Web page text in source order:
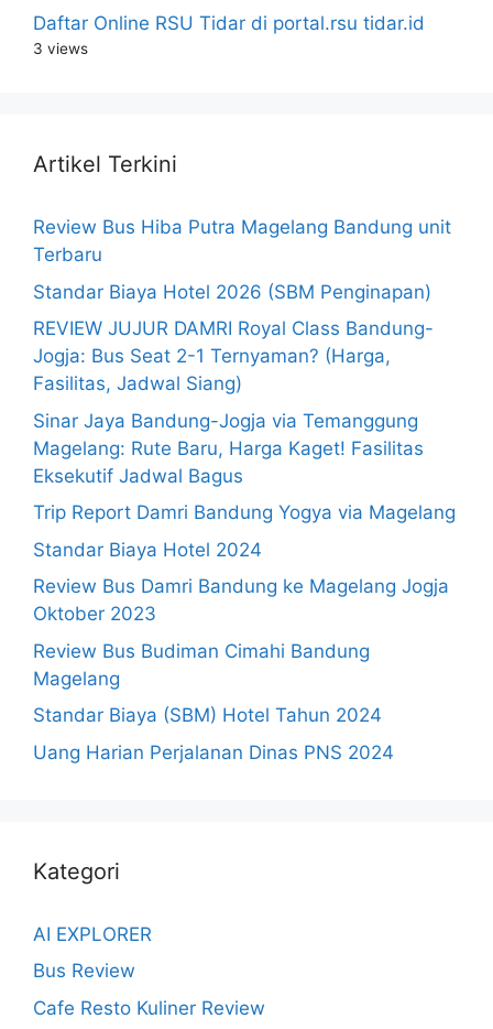
Daftar Online RSU Tidar di portal.rsu tidar.id
3 views
Artikel Terkini
Review Bus Hiba Putra Magelang Bandung unit
Terbaru
Standar Biaya Hotel 2026 (SBM Penginapan)
REVIEW JUJUR DAMRI Royal Class Bandung-
Jogja: Bus Seat 2-1 Ternyaman? (Harga,
Fasilitas, Jadwal Siang)
Sinar Jaya Bandung-Jogja via Temanggung
Magelang: Rute Baru, Harga Kaget! Fasilitas
Eksekutif Jadwal Bagus
Trip Report Damri Bandung Yogya via Magelang
Standar Biaya Hotel 2024
Review Bus Damri Bandung ke Magelang Jogja
Oktober 2023
Review Bus Budiman Cimahi Bandung
Magelang
Standar Biaya (SBM) Hotel Tahun 2024
Uang Harian Perjalanan Dinas PNS 2024
Kategori
AI EXPLORER
Bus Review
Cafe Resto Kuliner Review